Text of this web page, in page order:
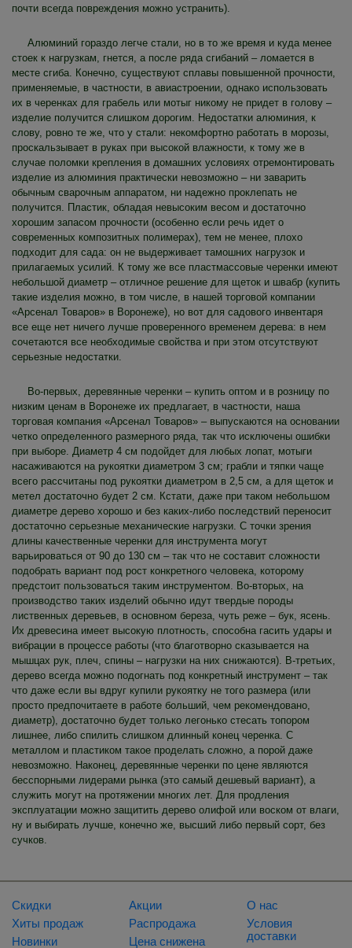
почти всегда повреждения можно устранить).
Алюминий гораздо легче стали, но в то же время и куда менее
стоек к нагрузкам, гнется, а после ряда сгибаний – ломается в
месте сгиба. Конечно, существуют сплавы повышенной прочности,
применяемые, в частности, в авиастроении, однако использовать
их в черенках для грабель или мотыг никому не придет в голову –
изделие получится слишком дорогим. Недостатки алюминия, к
слову, ровно те же, что у стали: некомфортно работать в морозы,
проскальзывает в руках при высокой влажности, к тому же в
случае поломки крепления в домашних условиях отремонтировать
изделие из алюминия практически невозможно – ни заварить
обычным сварочным аппаратом, ни надежно проклепать не
получится. Пластик, обладая невысоким весом и достаточно
хорошим запасом прочности (особенно если речь идет о
современных композитных полимерах), тем не менее, плохо
подходит для сада: он не выдерживает тамошних нагрузок и
прилагаемых усилий. К тому же все пластмассовые черенки имеют
небольшой диаметр – отличное решение для щеток и швабр (купить
такие изделия можно, в том числе, в нашей торговой компании
«Арсенал Товаров» в Воронеже), но вот для садового инвентаря
все еще нет ничего лучше проверенного временем дерева: в нем
сочетаются все необходимые свойства и при этом отсутствуют
серьезные недостатки.
Во-первых, деревянные черенки – купить оптом и в розницу по
низким ценам в Воронеже их предлагает, в частности, наша
торговая компания «Арсенал Товаров» – выпускаются на основании
четко определенного размерного ряда, так что исключены ошибки
при выборе. Диаметр 4 см подойдет для любых лопат, мотыги
насаживаются на рукоятки диаметром 3 см; грабли и тяпки чаще
всего рассчитаны под рукоятки диаметром в 2,5 см, а для щеток и
метел достаточно будет 2 см. Кстати, даже при таком небольшом
диаметре дерево хорошо и без каких-либо последствий переносит
достаточно серьезные механические нагрузки. С точки зрения
длины качественные черенки для инструмента могут
варьироваться от 90 до 130 см – так что не составит сложности
подобрать вариант под рост конкретного человека, которому
предстоит пользоваться таким инструментом. Во-вторых, на
производство таких изделий обычно идут твердые породы
лиственных деревьев, в основном береза, чуть реже – бук, ясень.
Их древесина имеет высокую плотность, способна гасить удары и
вибрации в процессе работы (что благотворно сказывается на
мышцах рук, плеч, спины – нагрузки на них снижаются). В-третьих,
дерево всегда можно подогнать под конкретный инструмент – так
что даже если вы вдруг купили рукоятку не того размера (или
просто предпочитаете в работе больший, чем рекомендовано,
диаметр), достаточно будет только легонько стесать топором
лишнее, либо спилить слишком длинный конец черенка. С
металлом и пластиком такое проделать сложно, а порой даже
невозможно. Наконец, деревянные черенки по цене являются
бесспорными лидерами рынка (это самый дешевый вариант), а
служить могут на протяжении многих лет. Для продления
эксплуатации можно защитить дерево олифой или воском от влаги,
ну и выбирать лучше, конечно же, высший либо первый сорт, без
сучков.
Скидки
Хиты продаж
Новинки
Акции
Распродажа
Цена снижена
О нас
Условия
доставки